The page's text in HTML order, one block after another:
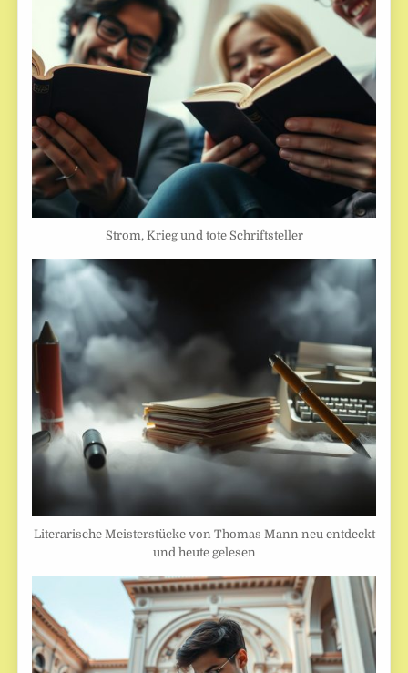
Strom, Krieg und tote Schriftsteller
Literarische Meisterstücke von Thomas Mann neu entdeckt
und heute gelesen